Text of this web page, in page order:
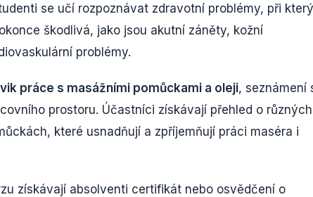
se učí rozpoznávat zdravotní problémy, při
škodlivá, jako jsou akutní záněty, kožní
problémy.
práce s masážními pomůckami a oleji, seznámení
prostoru. Účastníci získávají přehled o různých
které usnadňují a zpříjemňují práci maséra i
získávají absolventi certifikát nebo osvědčení o